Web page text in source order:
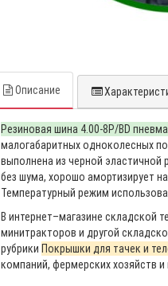
Описание
Резиновая шина 4.00-8P/BD
малогабаритных одноколесных
выполнена из черной эластичной
без шума, хорошо амортизирует
Температурный режим
В интернет–магазине складской
минитракторов и другой
рубрики Покрышки для тачек и
компаний, фермерских хозяйств и